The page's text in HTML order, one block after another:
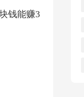
钱能赚3